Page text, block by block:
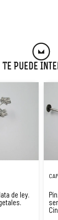
Te Puede
de ley.